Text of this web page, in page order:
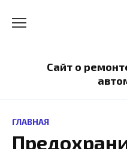
содержанию
Сайт о
ГЛАВНАЯ